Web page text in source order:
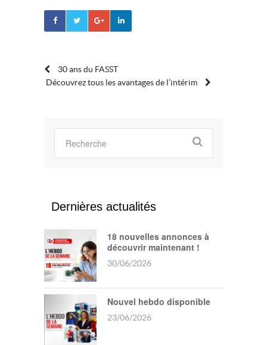
POST
30 ans du FASST
Découvrez tous les avantages de l’intérim
Dernières actualités
18 nouvelles annonces à
découvrir maintenant !
30/06/2026
Nouvel hebdo disponible
23/06/2026